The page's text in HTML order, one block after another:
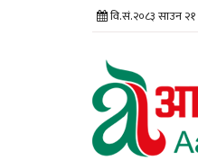
वि.सं.२०८३ साउन २१